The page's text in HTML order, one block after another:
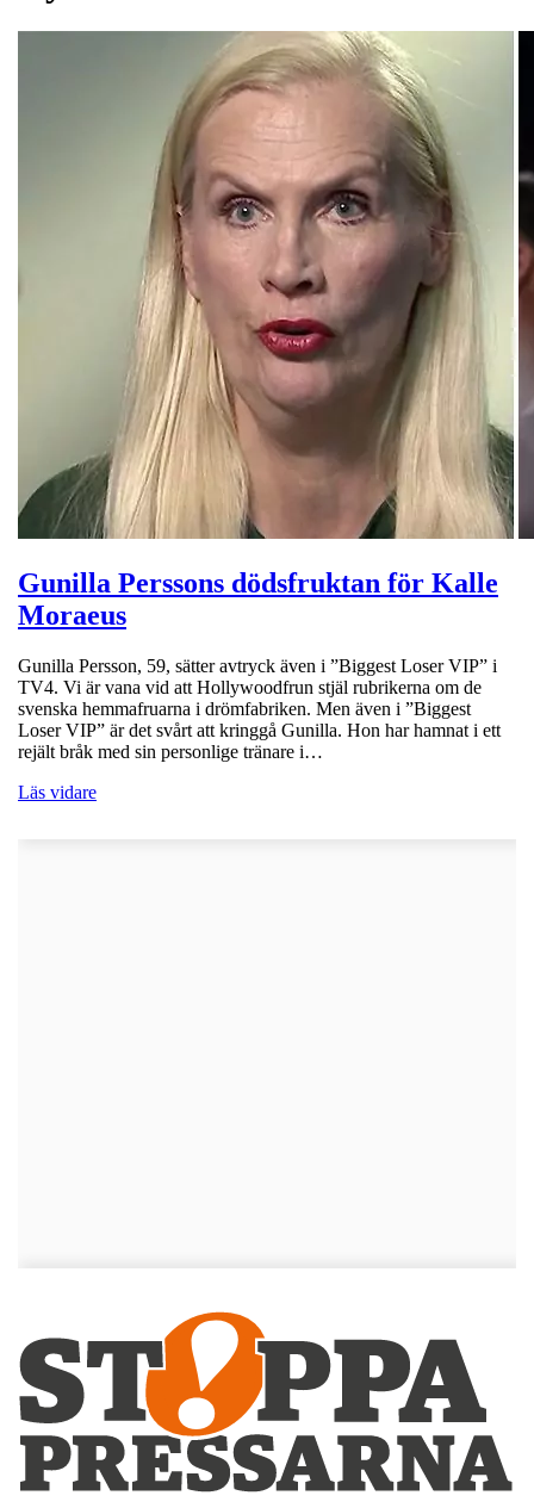
Gunilla Perssons dödsfruktan för Kalle
Moraeus
Gunilla Persson, 59, sätter avtryck även i ”Biggest Loser VIP” i
TV4. Vi är vana vid att Hollywoodfrun stjäl rubrikerna om de
svenska hemmafruarna i drömfabriken. Men även i ”Biggest
Loser VIP” är det svårt att kringgå Gunilla. Hon har hamnat i ett
rejält bråk med sin personlige tränare i…
Läs vidare